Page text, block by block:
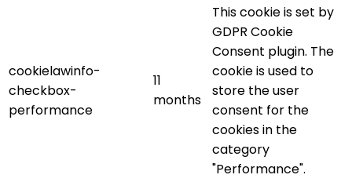
cookielawinfo-
checkbox-
performance
11
months
This cookie is set by
GDPR Cookie
Consent plugin. The
cookie is used to
store the user
consent for the
cookies in the
category
"Performance".